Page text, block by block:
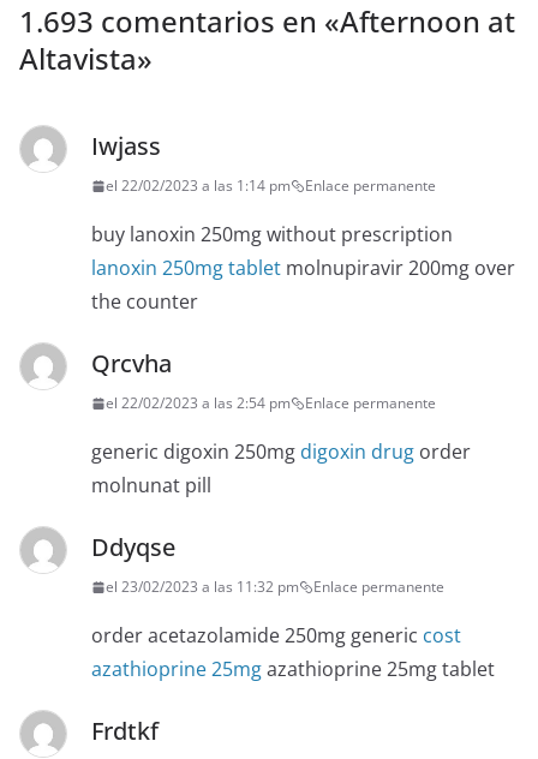
1.693 comentarios en «Afternoon at
Altavista»
Iwjass
el 22/02/2023 a las 1:14 pm Enlace permanente
buy lanoxin 250mg without prescription
lanoxin 250mg tablet molnupiravir 200mg over
the counter
Qrcvha
el 22/02/2023 a las 2:54 pm Enlace permanente
generic digoxin 250mg digoxin drug order
molnunat pill
Ddyqse
el 23/02/2023 a las 11:32 pm Enlace permanente
order acetazolamide 250mg generic cost
azathioprine 25mgazathioprine 25mg tablet
Frdtkf